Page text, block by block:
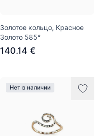
Золотое кольцо, Красное
Золото 585°
140.14 €
Нет в наличии